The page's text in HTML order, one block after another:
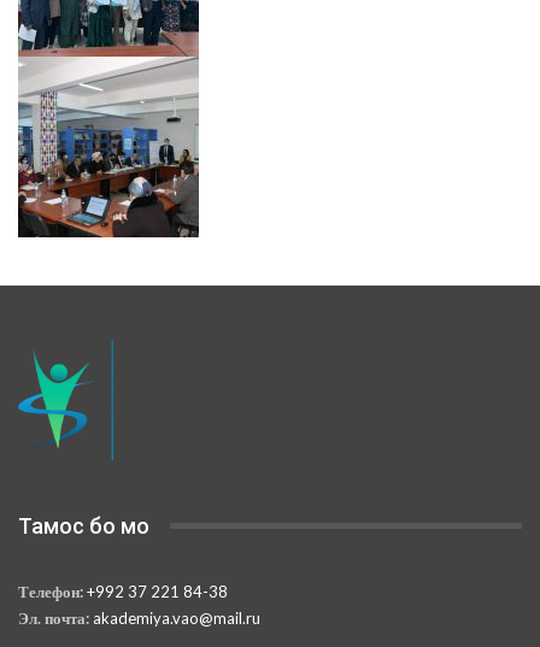
Тамос бо мо
Телефон:+992 37 221 84-38
Эл. почта: akademiya.vao@mail.ru